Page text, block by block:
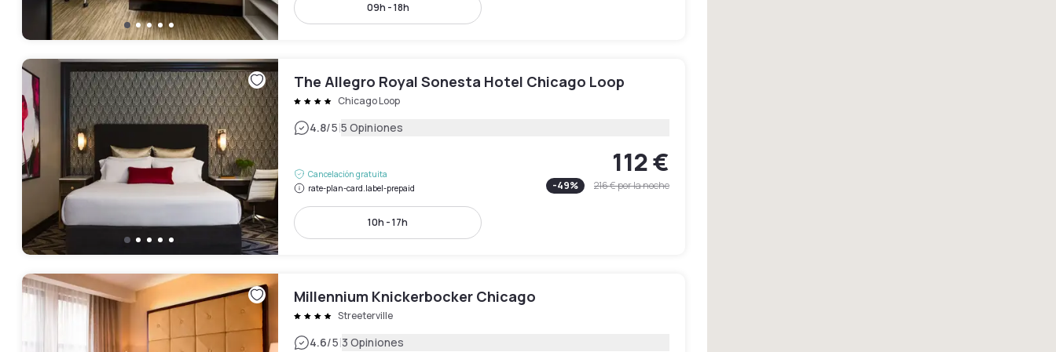
09h - 18h
The Allegro Royal Sonesta Hotel Chicago Loop
Chicago Loop
4.8/5|5 Opiniones
Cancelación gratuita
rate-plan-card.label-prepaid
112 €
-49% 216 €por la noche
10h - 17h
Millennium Knickerbocker Chicago
Streeterville
4.6/5|3 Opiniones